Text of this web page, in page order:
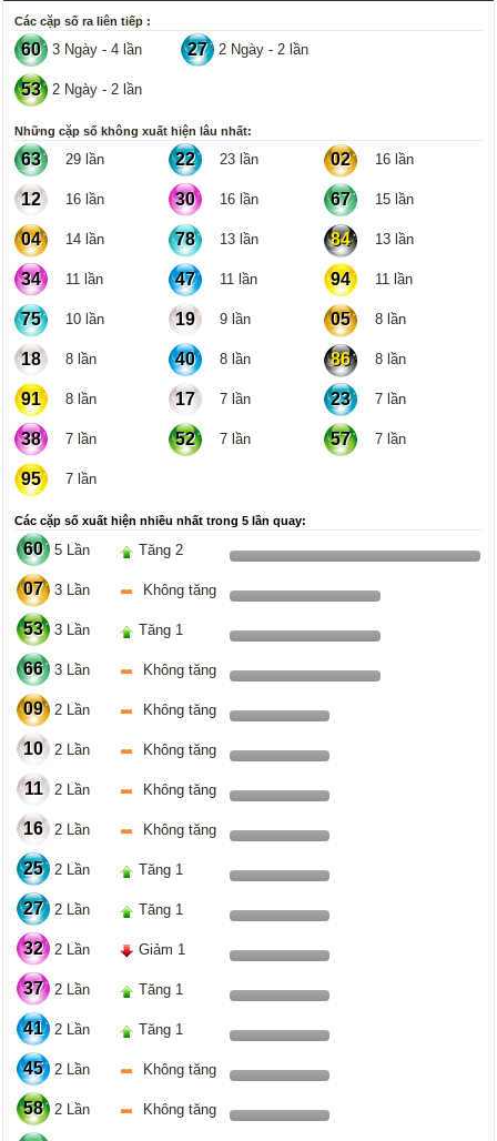
Các cặp số ra liên tiếp :
60 3 Ngày - 4 lần 27 2 Ngày - 2 lần
53 2 Ngày - 2 lần
Những cặp số không xuất hiện lâu nhất:
63 29 lần 22 23 lần 02 16 lần
12 16 lần 30 16 lần 67 15 lần
04 14 lần 78 13 lần 84 13 lần
34 11 lần 47 11 lần 94 11 lần
75 10 lần 19 9 lần 05 8 lần
18 8 lần 40 8 lần 86 8 lần
91 8 lần 17 7 lần 23 7 lần
38 7 lần 52 7 lần 57 7 lần
95 7 lần
Các cặp số xuất hiện nhiều nhất trong 5 lần quay:
60 5 Lần Tăng 2
07 3 Lần Không tăng
53 3 Lần Tăng 1
66 3 Lần Không tăng
09 2 Lần Không tăng
10 2 Lần Không tăng
11 2 Lần Không tăng
16 2 Lần Không tăng
25 2 Lần Tăng 1
27 2 Lần Tăng 1
32 2 Lần Giảm 1
37 2 Lần Tăng 1
41 2 Lần Tăng 1
45 2 Lần Không tăng
58 2 Lần Không tăng